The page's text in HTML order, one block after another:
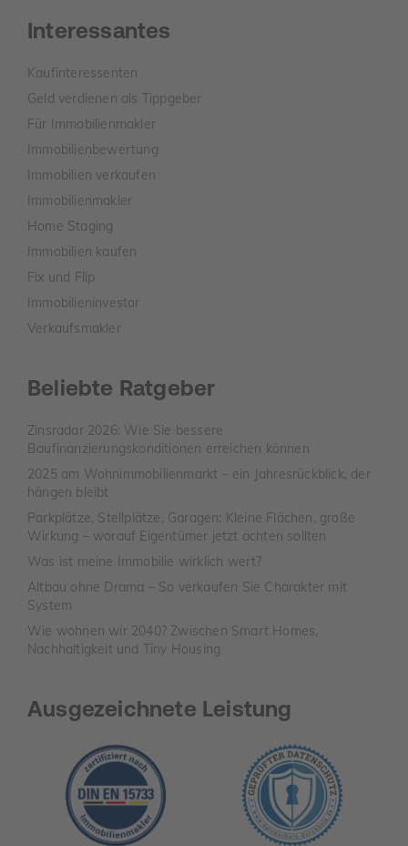
Interessantes
Kaufinteressenten
Geld verdienen als Tippgeber
Für Immobilienmakler
Immobilienbewertung
Immobilien verkaufen
Immobilienmakler
Home Staging
Immobilien kaufen
Fix und Flip
Immobilieninvestor
Verkaufsmakler
Beliebte Ratgeber
Zinsradar 2026: Wie Sie bessere
Baufinanzierungskonditionen erreichen können
2025 am Wohnimmobilienmarkt – ein Jahresrückblick, der
hängen bleibt
Parkplätze, Stellplätze, Garagen: Kleine Flächen, große
Wirkung – worauf Eigentümer jetzt achten sollten
Was ist meine Immobilie wirklich wert?
Altbau ohne Drama – So verkaufen Sie Charakter mit
System
Wie wohnen wir 2040? Zwischen Smart Homes,
Nachhaltigkeit und Tiny Housing
Ausgezeichnete Leistung